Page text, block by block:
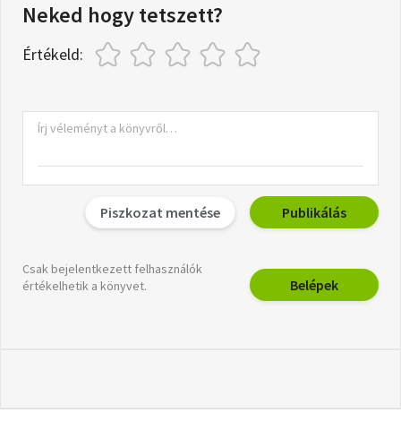
Neked hogy tetszett?
Értékeld:
Piszkozat mentése Publikálás
Csak bejelentkezett felhasználók
értékelhetik a könyvet.
Belépek